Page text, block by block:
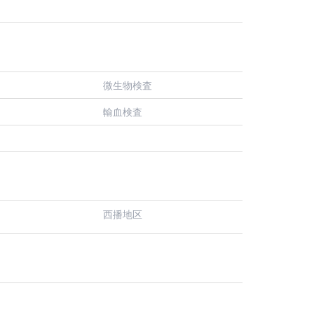
微生物検査
輸血検査
西播地区